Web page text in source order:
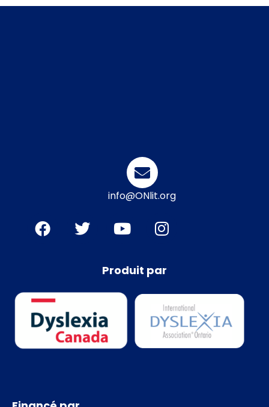
info@ONlit.org
Produit par